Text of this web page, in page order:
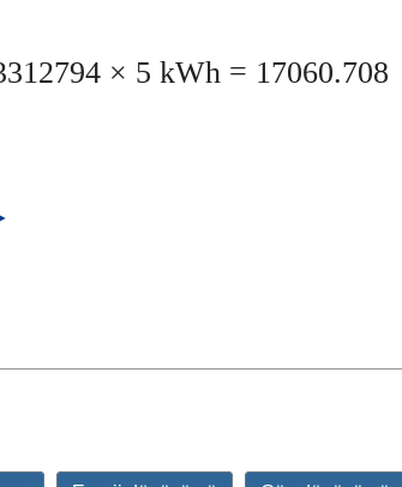
× 5 kWh = 17060.708